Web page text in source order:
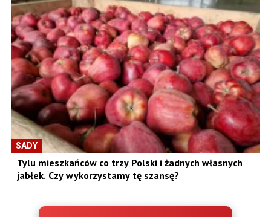
SADY
Tylu mieszkańców co trzy Polski i żadnych własnych
jabłek. Czy wykorzystamy tę szansę?